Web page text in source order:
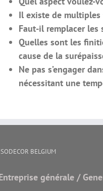
Il existe de multiples
Faut-il remplacer les
Quelles sont les
cause de la
Ne pas s’engager
nécessitant une
BELGIUM
générale /